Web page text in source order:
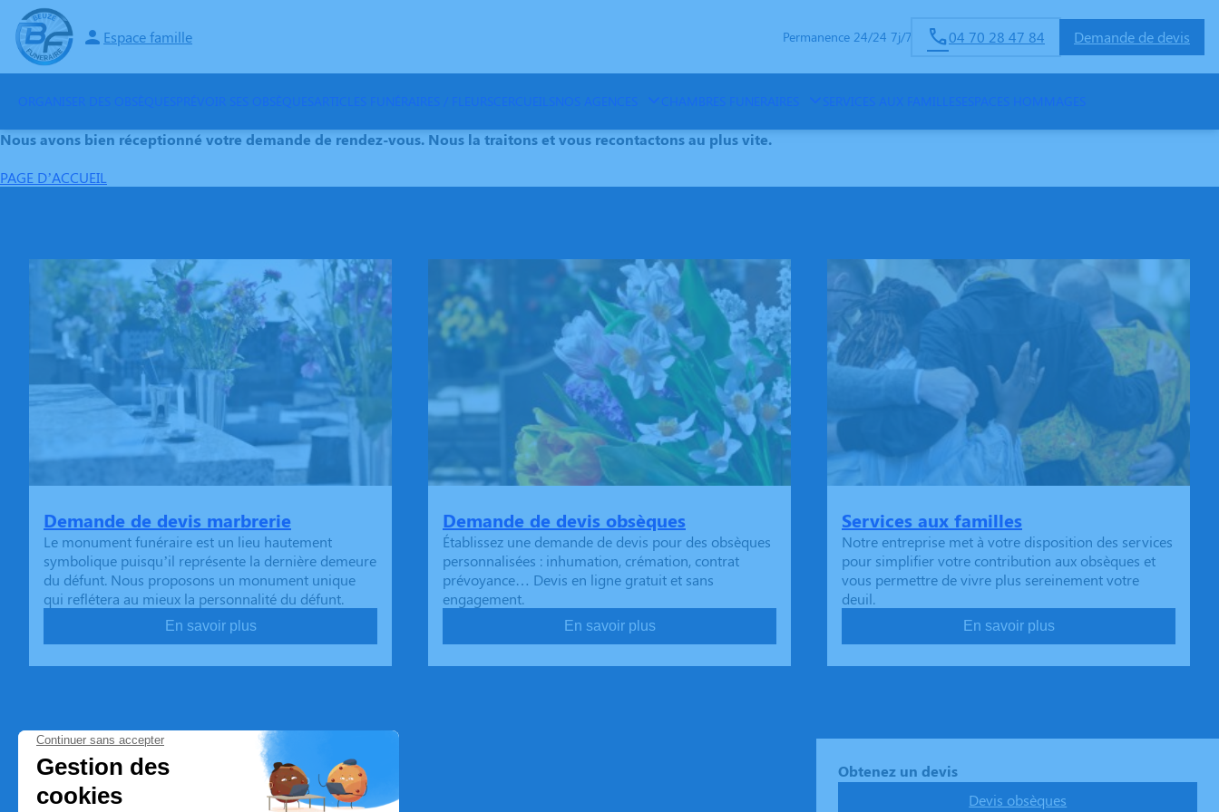
Aller
contenu
Espace famille Permanence 24/24 7j/7 04 70 28 47 84 Demande de devis
ORGANISER DES OBSÈQUESPRÉVOIR SES OBSÈQUESARTICLES FUNÉRAIRES / FLEURSCERCUEILSNOS AGENCES CHAMBRES FUNERAIRES SERVICES AUX FAMILLESESPACES HOMMAGES
Nous avons bien réceptionné votre demande de rendez-vous. Nous la traitons et vous recontactons au plus vite.
PAGE D’ACCUEIL
Demande de devis marbrerie
Le monument funéraire est un lieu hautement
symbolique puisqu’il représente la dernière demeure
du défunt. Nous proposons un monument unique
qui reflétera au mieux la personnalité du défunt.
En savoir plus
Demande de devis obsèques
Établissez une demande de devis pour des obsèques
personnalisées : inhumation, crémation, contrat
prévoyance… Devis en ligne gratuit et sans
engagement.
En savoir plus
Services aux familles
Notre entreprise met à votre disposition des services
pour simplifier votre contribution aux obsèques et
vous permettre de vivre plus sereinement votre
deuil.
En savoir plus
Obtenez un devis
Devis obsèques